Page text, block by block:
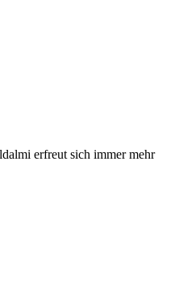
erfreut sich immer mehr